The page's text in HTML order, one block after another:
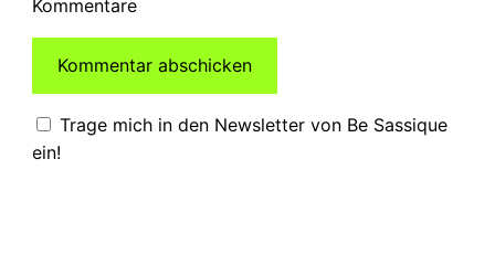
Kommentare
Trage mich in den Newsletter von Be Sassique
ein!